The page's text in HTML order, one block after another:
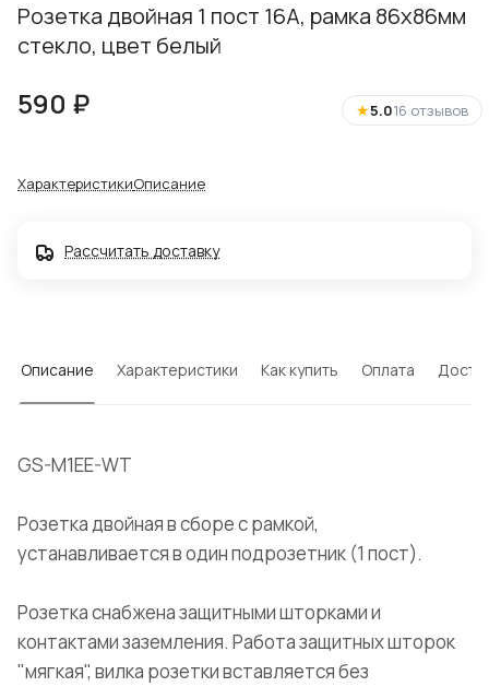
Розетка двойная 1 пост 16А, рамка 86х86мм
стекло, цвет белый
590 ₽ ★5.016 отзывов
ХарактеристикиОписание
Рассчитать доставку
Описание Характеристики Как купить Оплата
GS-M1EE-WT
Розетка двойная в сборе с рамкой,
устанавливается в один подрозетник (1 пост).
Розетка снабжена защитными шторками и
контактами заземления. Работа защитных шторок
"мягкая", вилка розетки вставляется без